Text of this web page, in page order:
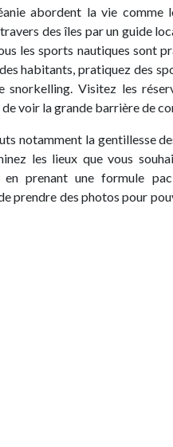
abordent la vie comme
des îles par un guide
les sports nautiques sont
habitants, pratiquez des
Visitez les
de voir la grande barrière de
notamment la gentillesse
les lieux que vous
prenant une formule
prendre des photos pour